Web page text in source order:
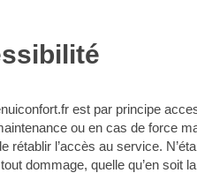
est par principe
ou en cas de force
rétablir l’accès au service.
dommage, quelle qu’en soit